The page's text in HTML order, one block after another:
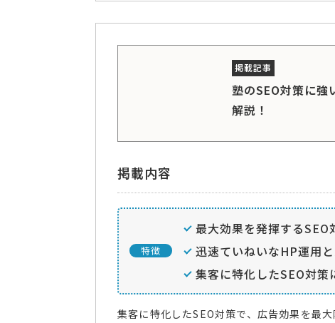
塾のSEO対策に強
解説！
掲載内容
特徴
最大効果を発揮するSEO
迅速ていねいなHP運用
集客に特化したSEO対策
集客に特化したSEO対策で、広告効果を最